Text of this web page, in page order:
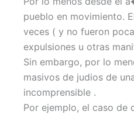
pueblo en movimiento.
veces ( y no fueron
expulsiones u otras
Sin embargo, por lo
masivos de judios de
incomprensible .
Por ejemplo, el caso de